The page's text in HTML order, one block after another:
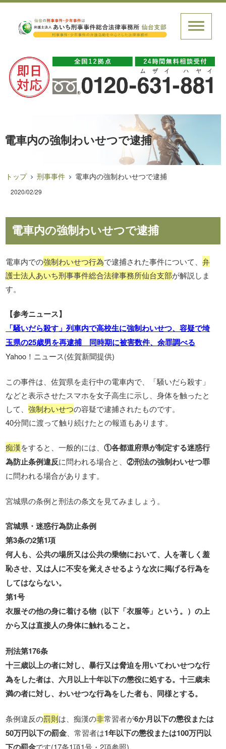
電車内の強制わいせつで逮捕
トップ 刑事事件 電車内の強制わいせつで逮捕
2020/02/29
電車内の強制わいせつで逮捕
電車内での強制わいせつ行為で逮捕された事件について、弁
護士法人あいち刑事事件総合法律事務所仙台支部が解説しま
す。
【参考ニュース】
「騒いだら殺す」列車内で高校生に強制わいせつ、容疑で埼
玉県の25歳男を再逮捕 同時期に被害数件、余罪調べる
Yahoo！ニュース(佐賀新聞提供)
この事件は、佐賀県を走行中の電車内で、「騒いだら殺す」
などと表示させたスマホを女子高生に示し、身体を触ったと
して、強制わいせつの容疑で逮捕されたものです。
40分間に渡って触り続けたとの報道もあります。
痴漢をすると、一般的には、①各都道府県が制定する迷惑行
為防止条例違反に問われる場合と、②刑法の強制わいせつ罪
に問われる場合があります。
宮城県の条例と刑法の条文を見てみましょう。
宮城県・迷惑行為防止条例
第3条の2第1項
何人も、公共の場所又は公共の乗物において、人を著しく羞
恥させ、又は人に不安を覚えさせるような次に掲げる行為を
してはならない。
第1号
衣服その他の身に着ける物（以下「衣服等」という。）の上
から又は直接人の身体に触れること。
刑法第176条
十三歳以上の者に対し、暴行又は脅迫を用いてわいせつな行
為をした者は、六月以上十年以下の懲役に処する。十三歳未
満の者に対し、わいせつな行為をした者も、同様とする。
条例違反の罰則は、痴漢の非常習者が6か月以下の懲役または
50万円以下の罰金 、常習者は1年以下の懲役または100万円以
です(17条1項1号・2項参照)。